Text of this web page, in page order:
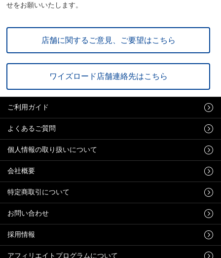
せをお願いいたします。
店舗に関するご意見、ご要望はこちら
ワイズロード店舗連絡先はこちら
ご利用ガイド
よくあるご質問
個人情報の取り扱いについて
会社概要
特定商取引について
お問い合わせ
採用情報
アフィリエイトプログラムについて